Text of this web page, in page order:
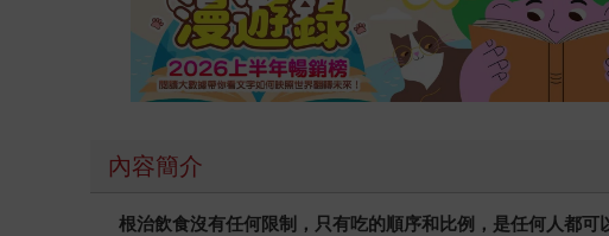
內容簡介
根治飲食沒有任何限制，只有吃的順序和比例，是任何人都可